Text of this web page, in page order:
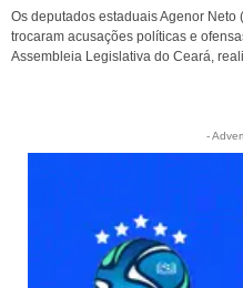
Os deputados estaduais Agenor Neto
trocaram acusações políticas e
Assembleia Legislativa do Ceará,
-